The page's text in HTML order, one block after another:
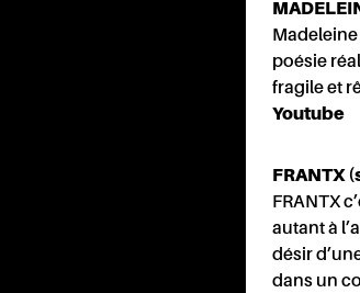
poésie
fragile et
Youtube
FRANTX
FRANTX
autant à
désir
dans un